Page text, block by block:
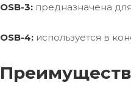
OSB-3: предназначена
OSB-4: используется в